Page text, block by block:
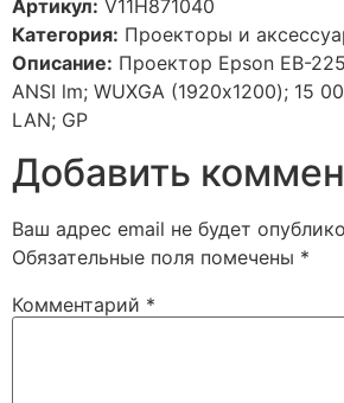
Артикул: V11H871040
Категория: Проекторы и
Описание: Проектор Epson EB-
ANSI lm; WUXGA (1920х1200); 15
LAN; GP
Добавить
Ваш адрес email не будет
Обязательные поля помечены *
Комментарий *